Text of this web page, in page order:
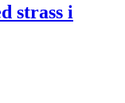
strass i